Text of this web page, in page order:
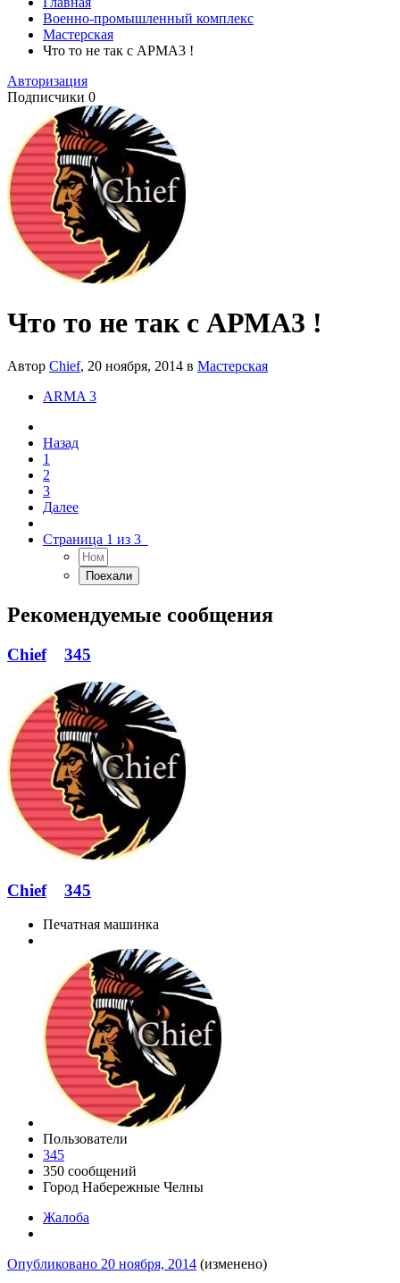
Военно-промышленный комплекс
Мастерская
Что то не так с АРМА3 !
Авторизация
Подписчики 0
Что то не так с АРМА3 !
Автор Chief, 20 ноября, 2014 в Мастерская
ARMA 3
Назад
1
2
3
Далее
Страница 1 из 3
Рекомендуемые сообщения
Chief 345
Chief 345
Печатная машинка
Пользователи
345
350 сообщений
Город Набережные Челны
Жалоба
Опубликовано 20 ноября, 2014 (изменено)